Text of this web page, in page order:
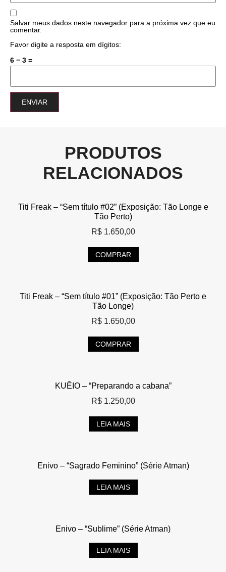
Salvar meus dados neste navegador para a próxima vez que eu
comentar.
Favor digite a resposta em dígitos:
6 − 3 =
PRODUTOS
RELACIONADOS
Titi Freak – “Sem título #02” (Exposição: Tão Longe e
Tão Perto)
R$1.650,00
COMPRAR
Titi Freak – “Sem título #01” (Exposição: Tão Perto e
Tão Longe)
R$1.650,00
COMPRAR
KUÊIO – “Preparando a cabana”
R$1.250,00
LEIA MAIS
Enivo – “Sagrado Feminino” (Série Atman)
LEIA MAIS
Enivo – “Sublime” (Série Atman)
LEIA MAIS